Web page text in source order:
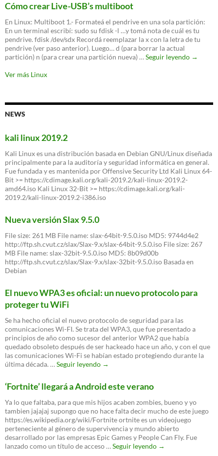
en
escritorio
Linux
con
‘desk’
propio
Cómo crear Live-USB’s multiboot
En Linux: Multiboot 1.- Formateá el pendrive en una sola partición:
En un terminal escribí: sudo su fdisk -l …y tomá nota de cuál es tu
pendrive. fdisk /dev/sdx Recordá reemplazar la x con la letra de tu
pendrive (ver paso anterior). Luego… d (para borrar la actual
partición) n (para crear una partición nueva) …Seguir leyendo Cómo
→
Ver más Linux
NEWS
kali linux 2019.2
Kali Linux es una distribución basada en Debian GNU/Linux diseñada
principalmente para la auditoría y seguridad informática en general.
Fue fundada y es mantenida por Offensive Security Ltd Kali Linux 64-
Bit >= https://cdimage.kali.org/kali-2019.2/kali-linux-2019.2-
amd64.iso Kali Linux 32-Bit >= https://cdimage.kali.org/kali-
2019.2/kali-linux-2019.2-i386.iso
Nueva versión Slax 9.5.0
File size: 261 MB File name: slax-64bit-9.5.0.iso MD5: 9744d4e2
http://ftp.sh.cvut.cz/slax/Slax-9.x/slax-64bit-9.5.0.iso File size: 267
MB File name: slax-32bit-9.5.0.iso MD5: 8b09d00b
http://ftp.sh.cvut.cz/slax/Slax-9.x/slax-32bit-9.5.0.iso Basada en
Debian
El nuevo WPA3 es oficial: un nuevo protocolo para
proteger tu WiFi
Se ha hecho oficial el nuevo protocolo de seguridad para las
comunicaciones Wi-FI. Se trata del WPA3, que fue presentado a
principios de año como sucesor del anterior WPA2 que había
quedado obsoleto después de ser hackeado hace un año, y con el que
las comunicaciones Wi-Fi se habían estado protegiendo durante la
última década. …Seguir leyendo El
es
oficial:
un
nuevo
protocolo
para
proteger
tu
→
‘Fortnite’ llegará a Android este verano
Ya lo que faltaba, para que mis hijos acaben zombies, bueno y yo
tambien jajajaj supongo que no hace falta decir mucho de este juego
https://es.wikipedia.org/wiki/Fortnite ortnite es un videojuego
perteneciente al género de supervivencia y mundo abierto
desarrollado por las empresas Epic Games y People Can Fly. Fue
lanzado como un título de acceso …Seguir leyendo ‘Fortnite’
→